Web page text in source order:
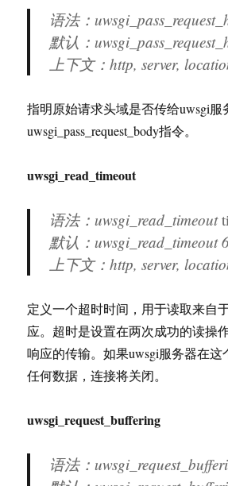
语法：
默认：
上下文：http, server,
指明原始请求头域是否传给uwsgi服
uwsgi_pass_request_body指令。
uwsgi_read_timeout
语法：uwsgi_read_timeout
默认：uwsgi_read_timeout
上下文：http, server,
定义一个超时时间，用于读取来自
应。超时是设置在两次成功的读操
响应的传输。如果uwsgi服务器在这
任何数据，连接将关闭。
uwsgi_request_buffering
语法：